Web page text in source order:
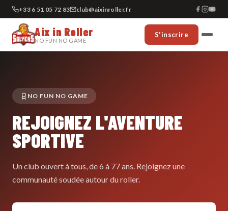
+33 6 51 05 72 83 club@aixinroller.fr
Aix in Roller
NO FUN NO GAME
S'inscrire
NO FUN NO GAME
REJOIGNEZ L'AVENTURE
SPORTIVE
Un club ouvert à tous, de 6 à 77 ans. Rejoignez une
communauté soudée autour du roller.